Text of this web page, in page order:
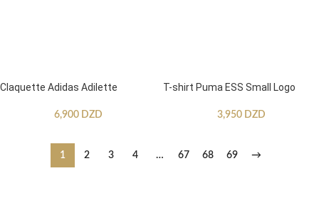
Claquette Adidas Adilette
6,900 DZD
T-shirt Puma ESS Small Logo
3,950 DZD
1 2 3 4 … 67 68 69 →